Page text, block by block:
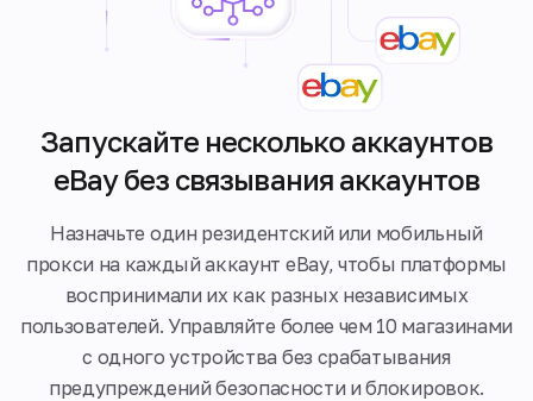
Запускайте несколько аккаунтов
eBay без связывания аккаунтов
Назначьте один резидентский или мобильный
прокси на каждый аккаунт eBay, чтобы платформы
воспринимали их как разных независимых
пользователей. Управляйте более чем 10 магазинами
с одного устройства без срабатывания
предупреждений безопасности и блокировок.